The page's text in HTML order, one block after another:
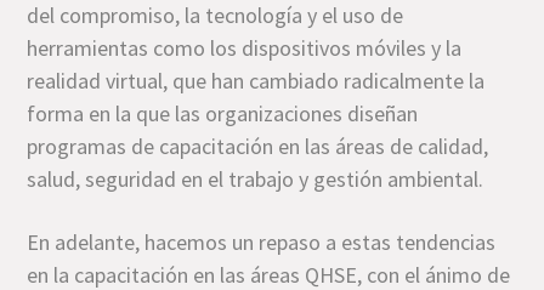
del compromiso, la tecnología y el uso de
herramientas como los dispositivos móviles y la
realidad virtual, que han cambiado radicalmente la
forma en la que las organizaciones diseñan
programas de capacitación en las áreas de calidad,
salud, seguridad en el trabajo y gestión ambiental.
En adelante, hacemos un repaso a estas tendencias
en la capacitación en las áreas QHSE, con el ánimo de